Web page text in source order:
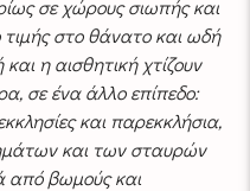
σε χώρους σιωπής και
στο θάνατο και ωδή
η αισθητική χτίζουν
σε ένα άλλο επίπεδο:
και παρεκκλήσια,
και των σταυρών
από βωμούς και